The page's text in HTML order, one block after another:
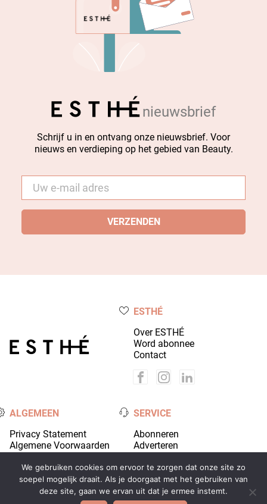
nieuwsbrief
Schrijf u in en ontvang onze nieuwsbrief. Voor
nieuws en verdieping op het gebied van Beauty.
mail *
ESTHÉ
Over ESTHÉ
Word abonnee
Contact
ALGEMEEN
Privacy Statement
Algemene Voorwaarden
SERVICE
Abonneren
Adverteren
© 2026 Coiffure Media - alle rechten voorbehouden |
We gebruiken cookies om ervoor te zorgen dat onze site zo
soepel mogelijk draait. Als je doorgaat met het gebruiken van
deze site, gaan we ervan uit dat je ermee instemt.